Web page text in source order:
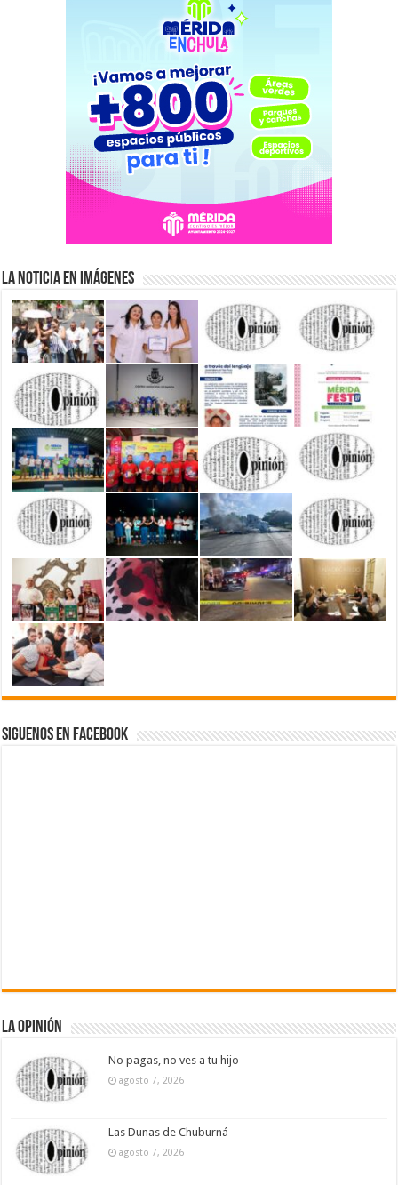
La Noticia en Imágenes
Siguenos en Facebook
La Opinión
No pagas, no ves a tu hijo
agosto 7, 2026
Las Dunas de Chuburná
agosto 7, 2026